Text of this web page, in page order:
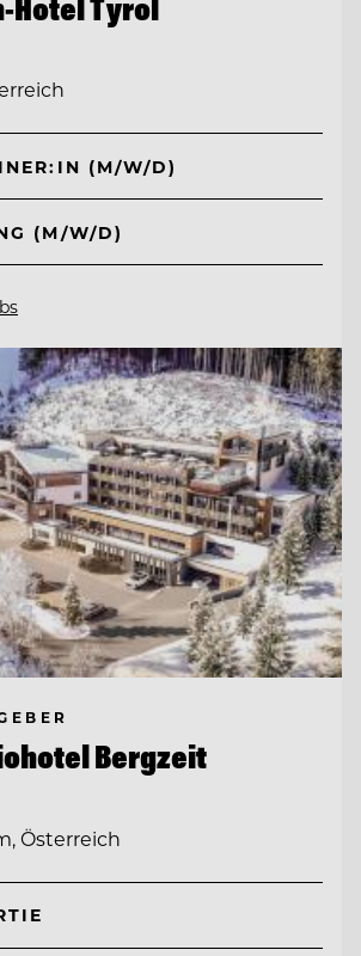
Hotel Tyrol
(M/W/D)
(M/W/D)
Bergzeit
Österreich